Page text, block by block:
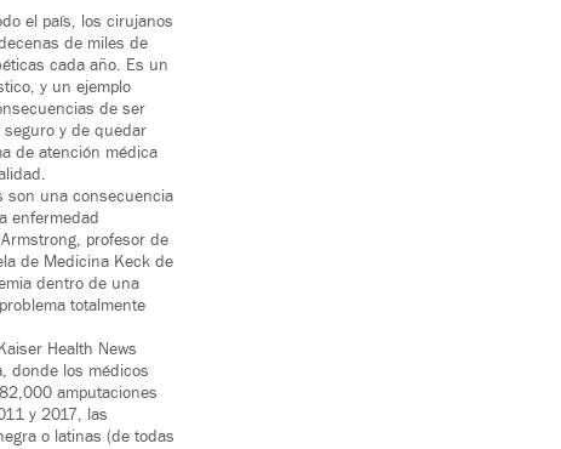
el país, los cirujanos
de miles de
cada año. Es un
y un ejemplo
de ser
y de quedar
de atención médica
son una consecuencia
enfermedad
profesor de
de Medicina Keck de
dentro de una
totalmente
Health News
donde los médicos
amputaciones
y 2017, las
o latinas (de todas